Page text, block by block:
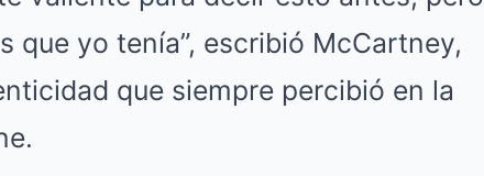
que yo tenía”, escribió McCartney,
que siempre percibió en la